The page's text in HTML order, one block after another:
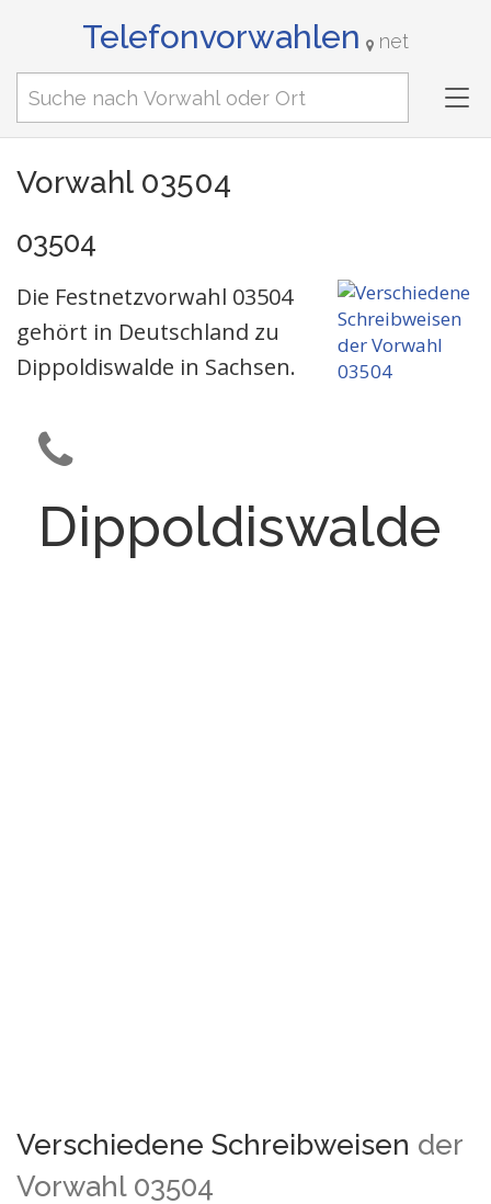
Telefonvorwahlen net
Vorwahl 03504
03504
Die Festnetzvorwahl 03504
gehört in Deutschland zu
Dippoldiswalde in Sachsen.
Dippoldiswalde
Verschiedene Schreibweisen der
Vorwahl 03504